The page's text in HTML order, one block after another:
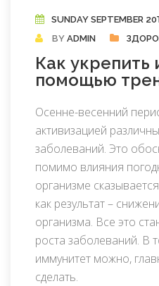
SUNDAY SEPTEMBER
BY ADMIN
Как укрепить
помощью
Осенне-весенний
активизацией
заболеваний. Это
помимо влияния
организме
как результат –
организма. Все это
роста заболеваний. В
иммунитет можно,
сделать.